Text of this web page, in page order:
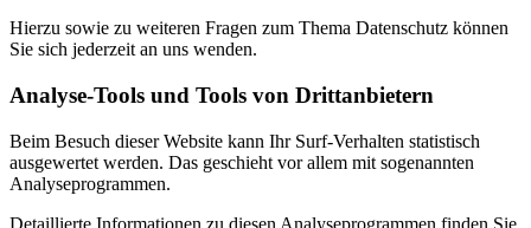
Hierzu sowie zu weiteren Fragen zum Thema Datenschutz können
Sie sich jederzeit an uns wenden.
Analyse-Tools und Tools von Dritt­anbietern
Beim Besuch dieser Website kann Ihr Surf-Verhalten statistisch
ausgewertet werden. Das geschieht vor allem mit sogenannten
Analyseprogrammen.
Detaillierte Informationen zu diesen Analyseprogrammen finden Sie